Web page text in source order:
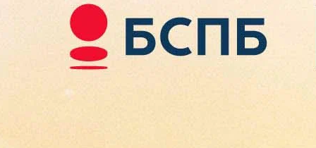
Сегодня:
2026.08.09
13:12
Афиша Plus